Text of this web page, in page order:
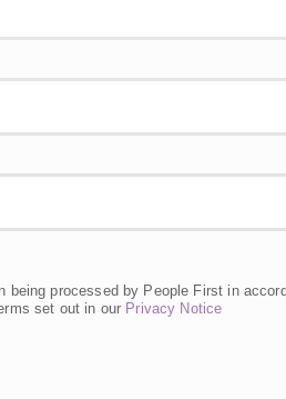
processed by People First in
set out in our Privacy Notice